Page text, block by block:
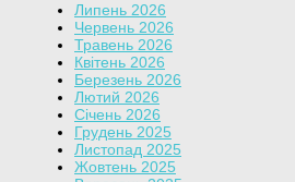
Липень 2026
Червень 2026
Травень 2026
Квітень 2026
Березень 2026
Лютий 2026
Січень 2026
Грудень 2025
Листопад 2025
Жовтень 2025